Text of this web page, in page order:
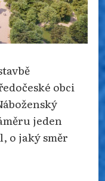
obci
jeden
o jaký směr